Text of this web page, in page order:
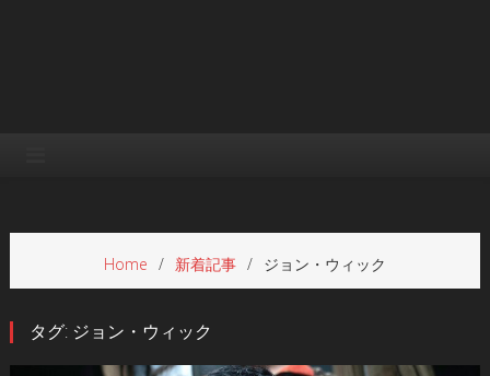
Home 新着記事 ジョン・ウィック
タグ: ジョン・ウィック